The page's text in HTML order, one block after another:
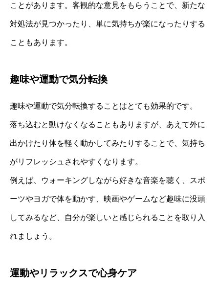
ことがあります。客観的な意見をもらうことで、新たな
対処法が見つかったり、単に気持ちが楽になったりする
こともあります。
趣味や運動で気分転換
趣味や運動で気分転換することはとても効果的です。
落ち込むと動けなくなることもありますが、あえて外に
出かけたり体を軽く動かしてみたりすることで、気持ち
がリフレッシュされやすくなります。
例えば、ウォーキングしながら好きな音楽を聴く、スポ
ーツやヨガで体を動かす、映画やゲームなど趣味に没頭
してみるなど、自分が楽しいと感じられることを取り入
れましょう。
運動やリラックスで心身ケア